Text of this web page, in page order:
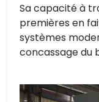
Sa capacité à
premières en
systèmes
concassage du